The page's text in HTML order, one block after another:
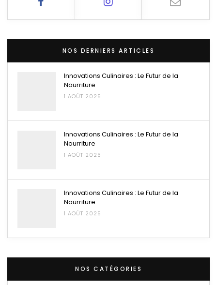
NOS DERNIERS ARTICLES
Innovations Culinaires : Le Futur de la
Nourriture
1 AOÛT 2025
Innovations Culinaires : Le Futur de la
Nourriture
1 AOÛT 2025
Innovations Culinaires : Le Futur de la
Nourriture
1 AOÛT 2025
NOS CATÉGORIES